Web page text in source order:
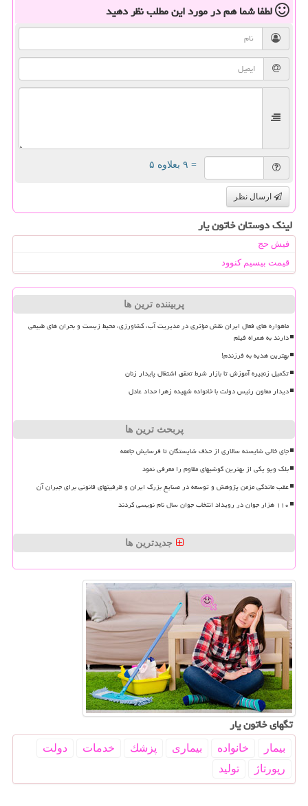
لطفا شما همدر مورد این مطلبنظر دهید
= ۹ بعلاوه ۵
ارسال نظر
لینک دوستان خاتون یار
فیش حج
قیمت بیسیم کنوود
پربیننده ترین ها
ماهواره های فعال ایران نقش مؤثری در مدیریت آب، کشاورزی، محیط زیست و بحران های طبیعی
دارند به همراه فیلم
بهترین هدیه به فرزندم!
تکمیل زنجیره آموزش تا بازار شرط تحقق اشتغال پایدار زنان
دیدار معاون رئیس دولت با خانواده شهیده زهرا حداد عادل
پربحث ترین ها
جای خالی شایسته سالاری از حذف شایستگان تا فرسایش جامعه
بلک ویو یکی از بهترین گوشیهای مقاوم را معرفی نمود
عقب ماندگی مزمن پژوهش و توسعه در صنایع بزرگ ایران و ظرفیتهای قانونی برای جبران آن
۱۱۰ هزار جوان در رویداد انتخاب جوان سال نام نویسی کردند
جدیدترین ها
تگهای خاتون یار
بیمار خانواده بیماری پزشك خدمات
دولت
رپورتاژ
تولید